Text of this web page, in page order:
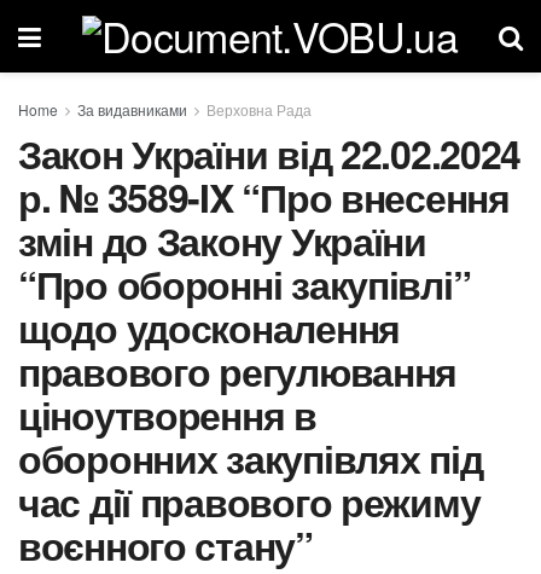
Home За видавниками Верховна Рада
Закон України від 22.02.2024
р. № 3589-IX “Про внесення
змін до Закону України
“Про оборонні закупівлі”
щодо удосконалення
правового регулювання
ціноутворення в
оборонних закупівлях під
час дії правового режиму
воєнного стану”